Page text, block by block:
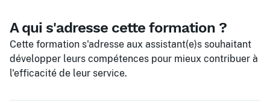
A qui s'adresse cette formation ?
Cette formation s'adresse aux assistant(e)s souhaitant
développer leurs compétences pour mieux contribuer à
l'efficacité de leur service.